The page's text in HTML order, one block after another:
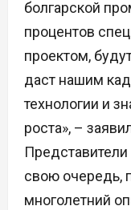
болгарской
процентов
проектом,
даст нашим
технологии и
роста», –
свою очередь,
многолетний